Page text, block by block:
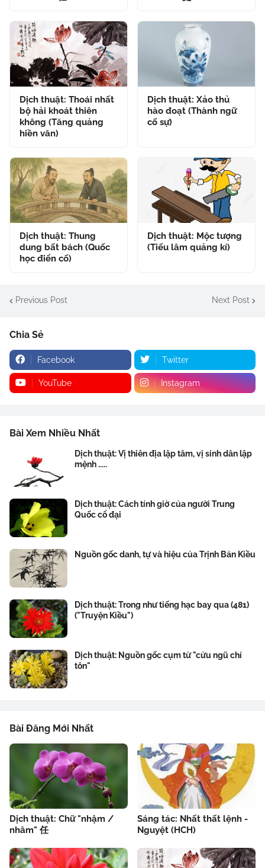
Dịch thuật: Thoái nhất
bộ hải khoát thiên
không (Tăng quảng
hiền văn)
Dịch thuật: Xảo thủ
hào đoạt (Thành ngữ
cố sự)
Dịch thuật: Thung
dung bất bách (Quốc
học điển cố)
Dịch thuật: Mộc tượng
(Tiếu lâm quảng kí)
Previous Post Next Post
Chia Sẻ
Facebook Twitter
YouTube Instagram
Bài Xem Nhiều Nhất
Dịch thuật: Vị thiên địa lập tâm, vị sinh dân lập
mệnh .....
Dịch thuật: Cách tính giờ của người Trung
Quốc cổ đại
Nguồn gốc danh, tự và hiệu của Trịnh Bản Kiều
Dịch thuật: Trong như tiếng hạc bay qua (481)
("Truyện Kiều")
Dịch thuật: Nguồn gốc cụm từ "cửu ngũ chí
tôn"
Bài Đăng Mới Nhất
Dịch thuật: Chữ "nhậm /
nhâm" 任
Sáng tác: Nhất thất lệnh -
Nguyệt (HCH)